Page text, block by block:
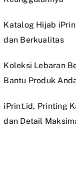
Katalog Hijab
dan Berkualitas
Koleksi Lebaran
Bantu Produk
iPrint.id, Printing
dan Detail